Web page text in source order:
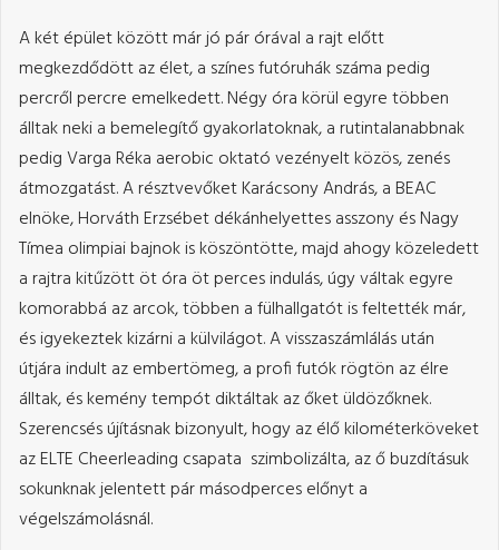
A két épület között már jó pár órával a rajt előtt
megkezdődött az élet, a színes futóruhák száma pedig
percről percre emelkedett. Négy óra körül egyre többen
álltak neki a bemelegítő gyakorlatoknak, a rutintalanabbnak
pedig Varga Réka aerobic oktató vezényelt közös, zenés
átmozgatást. A résztvevőket Karácsony András, a BEAC
elnöke, Horváth Erzsébet dékánhelyettes asszony és Nagy
Tímea olimpiai bajnok is köszöntötte, majd ahogy közeledett
a rajtra kitűzött öt óra öt perces indulás, úgy váltak egyre
komorabbá az arcok, többen a fülhallgatót is feltették már,
és igyekeztek kizárni a külvilágot. A visszaszámlálás után
útjára indult az embertömeg, a profi futók rögtön az élre
álltak, és kemény tempót diktáltak az őket üldözőknek.
Szerencsés újításnak bizonyult, hogy az élő kilométerköveket
az ELTE Cheerleading csapata szimbolizálta, az ő buzdításuk
sokunknak jelentett pár másodperces előnyt a
végelszámolásnál.